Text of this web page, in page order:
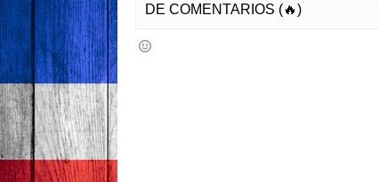
DE COMENTARIOS (🔥)